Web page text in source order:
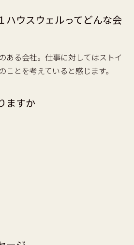
ハウスウェルってどんな会
ある会社。仕事に対してはストイ
ことを考えていると感じます。
ますか